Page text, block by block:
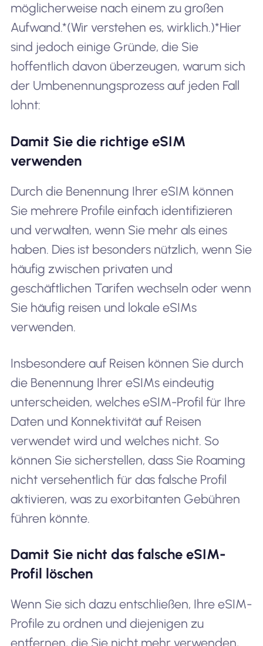
möglicherweise nach einem zu großen
Aufwand.*(Wir verstehen es, wirklich.)*Hier
sind jedoch einige Gründe, die Sie
hoffentlich davon überzeugen, warum sich
der Umbenennungsprozess auf jeden Fall
lohnt:
Damit Sie die richtige eSIM
verwenden
Durch die Benennung Ihrer eSIM können
Sie mehrere Profile einfach identifizieren
und verwalten, wenn Sie mehr als eines
haben. Dies ist besonders nützlich, wenn Sie
häufig zwischen privaten und
geschäftlichen Tarifen wechseln oder wenn
Sie häufig reisen und lokale eSIMs
verwenden.
Insbesondere auf Reisen können Sie durch
die Benennung Ihrer eSIMs eindeutig
unterscheiden, welches eSIM-Profil für Ihre
Daten und Konnektivität auf Reisen
verwendet wird und welches nicht. So
können Sie sicherstellen, dass Sie Roaming
nicht versehentlich für das falsche Profil
aktivieren, was zu exorbitanten Gebühren
führen könnte.
Damit Sie nicht das falsche eSIM-
Profil löschen
Wenn Sie sich dazu entschließen, Ihre eSIM-
Profile zu ordnen und diejenigen zu
entfernen, die Sie nicht mehr verwenden,